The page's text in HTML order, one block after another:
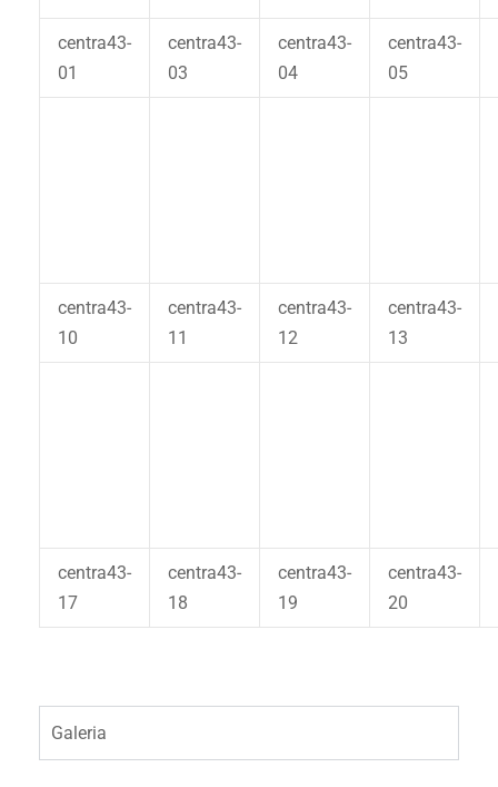
centra43-
01
centra43-
03
centra43-
04
centra43-
05
centra43-
10
centra43-
11
centra43-
12
centra43-
13
centra43-
17
centra43-
18
centra43-
19
centra43-
20
Galeria